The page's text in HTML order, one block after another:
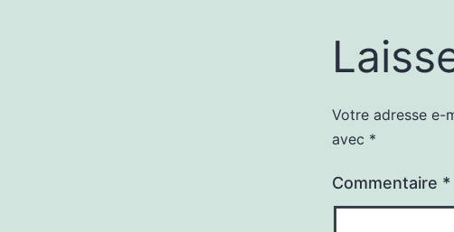
Votre adresse e-
avec *
Commentaire *